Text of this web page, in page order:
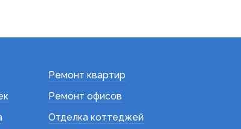
Ремонт квартир
Ремонт офисов
Отделка коттеджей